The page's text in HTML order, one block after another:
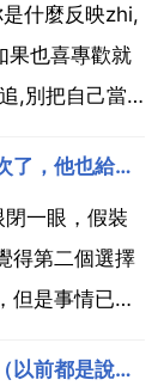
什麼反映zhi,
果也喜專歡就
,別把自己當
能打過去問
我男朋友背叛我，我已經原諒過他一次次了，他也給我承認過錯誤了，還賭咒發誓的給我保證過不會再和那
一眼，假裝
得第二個選擇
但是事情已經
所以對他來我以前表白過的女生第一次跟我說晚安（以前都是說安），求支招，非常愛她